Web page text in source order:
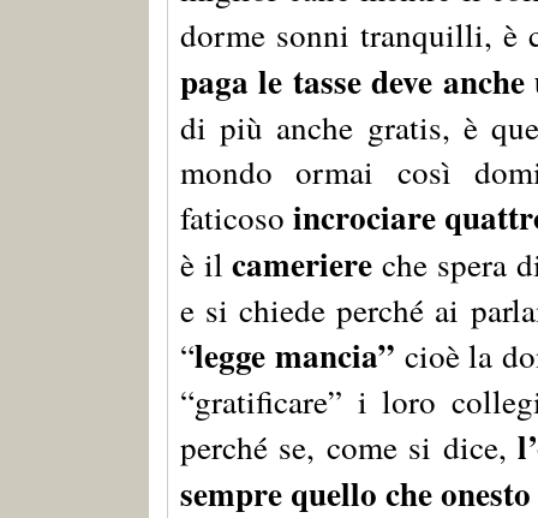
dorme sonni tranquilli, è
paga le tasse deve
di più anche gratis, è
mondo ormai così
faticoso incrociare
è ilcameriereche spera
e si chiede perché ai
“legge mancia” cioè la
“gratificare” i loro
perché se, come si dice,
sempre quello che